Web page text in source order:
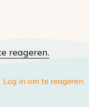
reageren.
Log in om te reageren